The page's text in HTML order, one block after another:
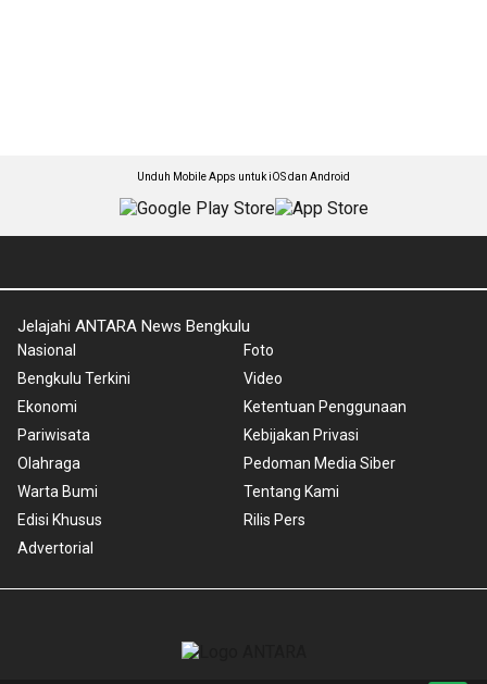
Unduh Mobile Apps untuk iOS dan Android
Jelajahi ANTARA News Bengkulu
Nasional
Bengkulu Terkini
Ekonomi
Pariwisata
Olahraga
Warta Bumi
Edisi Khusus
Advertorial
Foto
Video
Ketentuan Penggunaan
Kebijakan Privasi
Pedoman Media Siber
Tentang Kami
Rilis Pers